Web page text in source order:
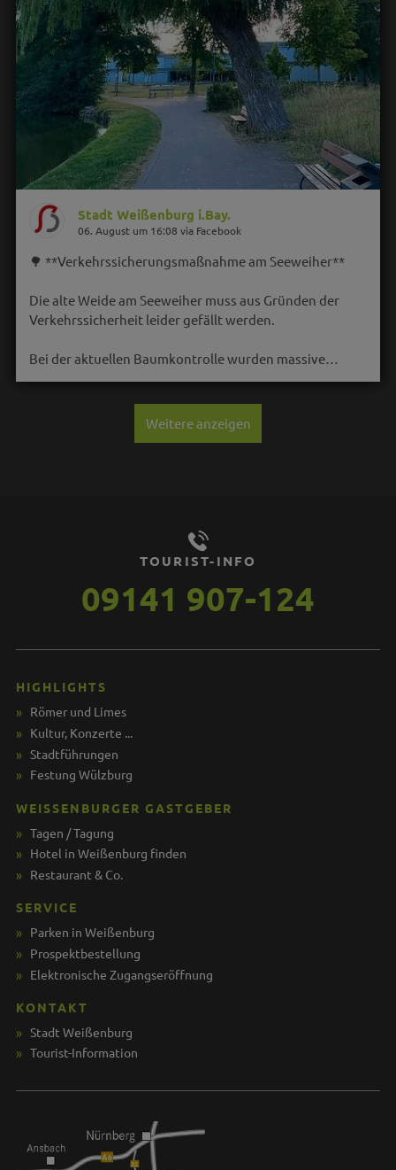
Stadt Weißenburg i.Bay.
06. August um 16:08 via Facebook
🌳 **Verkehrssicherungsmaßnahme am Seeweiher**
Die alte Weide am Seeweiher muss aus Gründen der
Verkehrssicherheit leider gefällt werden.
Bei der aktuellen Baumkontrolle wurden massive…
Weitere anzeigen
TOURIST-INFO
09141 907-124
HIGHLIGHTS
Römer und Limes
Kultur, Konzerte ...
Stadtführungen
Festung Wülzburg
WEISSENBURGER GASTGEBER
Tagen / Tagung
Hotel in Weißenburg finden
Restaurant & Co.
SERVICE
Parken in Weißenburg
Prospektbestellung
Elektronische Zugangseröffnung
KONTAKT
Stadt Weißenburg
Tourist-Information